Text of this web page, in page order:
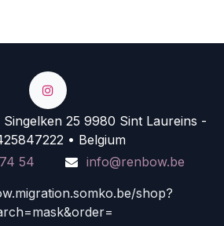
25 9980 Sint Laureins -
• Belgium
54
info@renbow.be
shop?